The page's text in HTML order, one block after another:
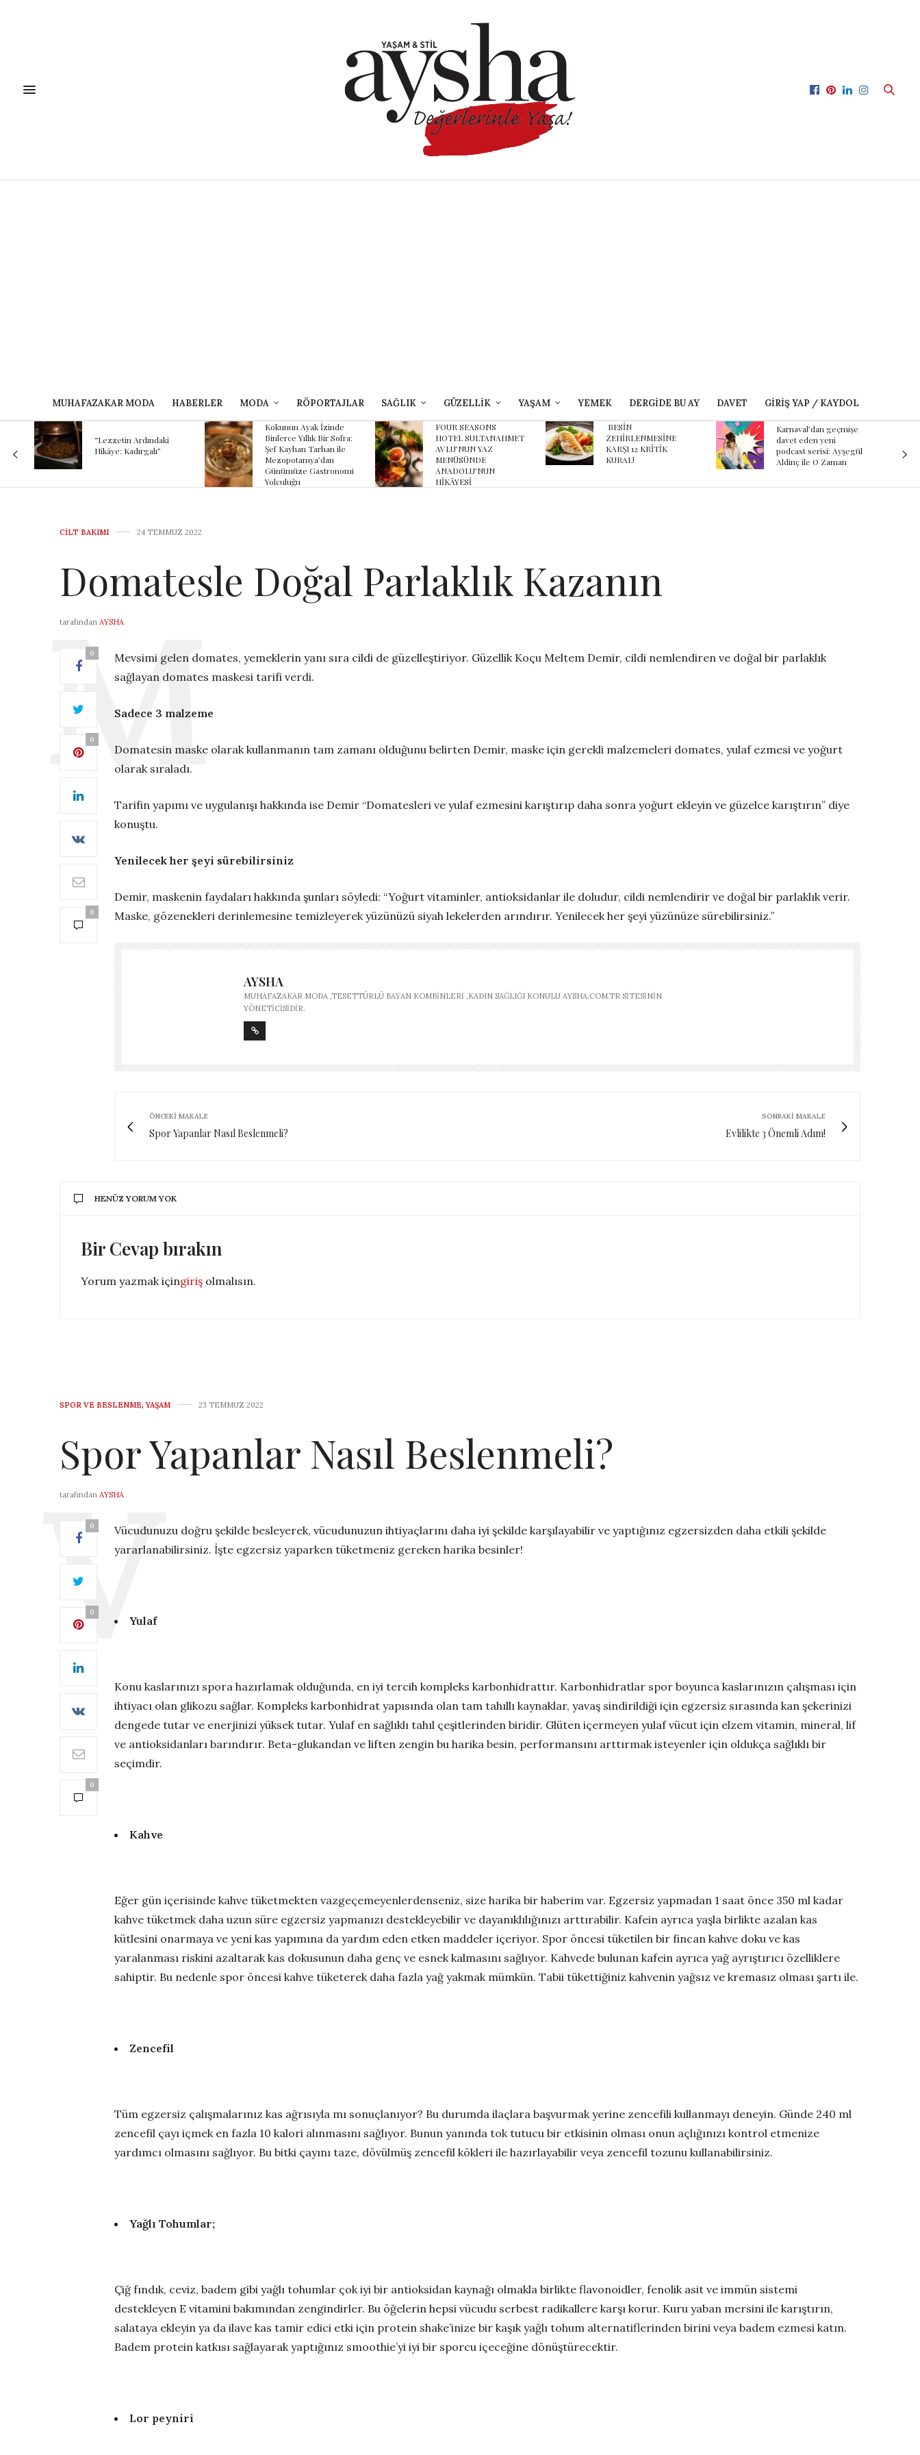
MUHAFAZAKAR MODA HABERLER MODA RÖPORTAJLAR SAĞLIK GÜZELLİK YAŞAM YEMEK DERGIDE BU AY DAVET GIRIŞ YAP / KAYDOL
“Lezzetin Ardındaki
Hikâye: Kadırgalı”
Kokunun Ayak İzinde
Binlerce Yıllık Bir Sofra:
Şef Kayhan Tarhan ile
Mezopotamya’dan
Günümüze Gastronomi
Yolculuğu
FOUR SEASONS
HOTEL SULTANAHMET
AVLU’NUN YAZ
MENÜSÜNDE
ANADOLU’NUN
HİKÂYESİ
BESİN
ZEHİRLENMESİNE
KARŞI 12 KRİTİK
KURAL!
Karnaval’dan geçmişe
davet eden yeni
podcast serisi: Ayşegül
Aldinç ile O Zaman
CILT BAKIMI 24 TEMMUZ 2022
Domatesle Doğal Parlaklık Kazanın
tarafından AYSHA
0
0
0
Mevsimi gelen domates, yemeklerin yanı sıra cildi de güzelleştiriyor. Güzellik Koçu Meltem Demir, cildi nemlendiren ve doğal bir parlaklık
sağlayan domates maskesi tarifi verdi.
Sadece 3 malzeme
Domatesin maske olarak kullanmanın tam zamanı olduğunu belirten Demir, maske için gerekli malzemeleri domates, yulaf ezmesi ve yoğurt
olarak sıraladı.
Tarifin yapımı ve uygulanışı hakkında ise Demir “Domatesleri ve yulaf ezmesini karıştırıp daha sonra yoğurt ekleyin ve güzelce karıştırın” diye
konuştu.
Yenilecek her şeyi sürebilirsiniz
Demir, maskenin faydaları hakkında şunları söyledi: “Yoğurt vitaminler, antioksidanlar ile doludur, cildi nemlendirir ve doğal bir parlaklık verir.
Maske, gözenekleri derinlemesine temizleyerek yüzünüzü siyah lekelerden arındırır. Yenilecek her şeyi yüzünüze sürebilirsiniz.”
AYSHA
MUHAFAZAKAR MODA ,TESETTÜRLÜ BAYAN KOMBINLERI ,KADIN SAĞLIĞI KONULU AYSHA.COM.TR SITESININ
YÖNETICISIDIR.
ÖNCEKI MAKALE
Spor Yapanlar Nasıl Beslenmeli?
SONRAKI MAKALE
Evlilikte 3 Önemli Adım!
HENÜZ YORUM YOK
Bir Cevap bırakın
Yorum yazmak içingiriş olmalısın.
SPOR VE BESLENME, YAŞAM 23 TEMMUZ 2022
Spor Yapanlar Nasıl Beslenmeli?
tarafından AYSHA
0
0
0
Vücudunuzu doğru şekilde besleyerek, vücudunuzun ihtiyaçlarını daha iyi şekilde karşılayabilir ve yaptığınız egzersizden daha etkili şekilde
yararlanabilirsiniz. İşte egzersiz yaparken tüketmeniz gereken harika besinler!
Yulaf
Konu kaslarınızı spora hazırlamak olduğunda, en iyi tercih kompleks karbonhidrattır. Karbonhidratlar spor boyunca kaslarınızın çalışması için
ihtiyacı olan glikozu sağlar. Kompleks karbonhidrat yapısında olan tam tahıllı kaynaklar, yavaş sindirildiği için egzersiz sırasında kan şekerinizi
dengede tutar ve enerjinizi yüksek tutar. Yulaf en sağlıklı tahıl çeşitlerinden biridir. Glüten içermeyen yulaf vücut için elzem vitamin, mineral, lif
ve antioksidanları barındırır. Beta-glukandan ve liften zengin bu harika besin, performansını arttırmak isteyenler için oldukça sağlıklı bir
seçimdir.
Kahve
Eğer gün içerisinde kahve tüketmekten vazgeçemeyenlerdenseniz, size harika bir haberim var. Egzersiz yapmadan 1 saat önce 350 ml kadar
kahve tüketmek daha uzun süre egzersiz yapmanızı destekleyebilir ve dayanıklılığınızı arttırabilir. Kafein ayrıca yaşla birlikte azalan kas
kütlesini onarmaya ve yeni kas yapımına da yardım eden etken maddeler içeriyor. Spor öncesi tüketilen bir fincan kahve doku ve kas
yaralanması riskini azaltarak kas dokusunun daha genç ve esnek kalmasını sağlıyor. Kahvede bulunan kafein ayrıca yağ ayrıştırıcı özelliklere
sahiptir. Bu nedenle spor öncesi kahve tüketerek daha fazla yağ yakmak mümkün. Tabii tükettiğiniz kahvenin yağsız ve kremasız olması şartı ile.
Zencefil
Tüm egzersiz çalışmalarınız kas ağrısıyla mı sonuçlanıyor? Bu durumda ilaçlara başvurmak yerine zencefili kullanmayı deneyin. Günde 240 ml
zencefil çayı içmek en fazla 10 kalori alınmasını sağlıyor. Bunun yanında tok tutucu bir etkisinin olması onun açlığınızı kontrol etmenize
yardımcı olmasını sağlıyor. Bu bitki çayını taze, dövülmüş zencefil kökleri ile hazırlayabilir veya zencefil tozunu kullanabilirsiniz.
Yağlı Tohumlar;
Çiğ fındık, ceviz, badem gibi yağlı tohumlar çok iyi bir antioksidan kaynağı olmakla birlikte flavonoidler, fenolik asit ve immün sistemi
destekleyen E vitamini bakımından zengindirler. Bu öğelerin hepsi vücudu serbest radikallere karşı korur. Kuru yaban mersini ile karıştırın,
salataya ekleyin ya da ilave kas tamir edici etki için protein shake’inize bir kaşık yağlı tohum alternatiflerinden birini veya badem ezmesi katın.
Badem protein katkısı sağlayarak yaptığınız smoothie’yi iyi bir sporcu içeceğine dönüştürecektir.
Lor peyniri